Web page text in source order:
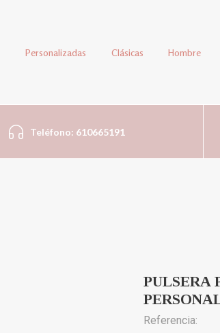
Personalizadas Clásicas Hombre
Teléfono: 610665191
PULSERA
Referencia: